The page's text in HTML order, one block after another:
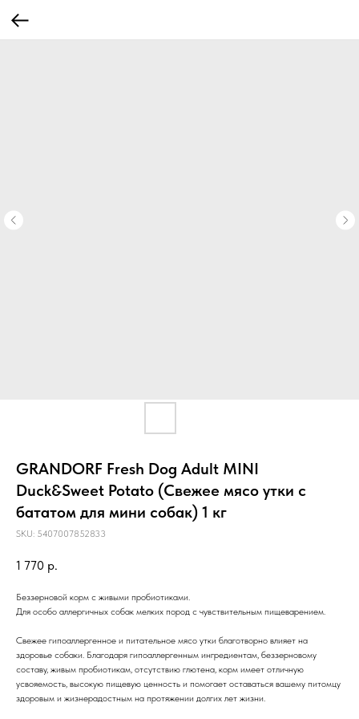
GRANDORF Fresh Dog Adult MINI
Duck&Sweet Potato (Свежее мясо утки с
бататом для мини собак) 1 кг
SKU: 5407007852833
1 770 р.
Беззерновой корм с живыми пробиотиками.
Для особо аллергичных собак мелких пород с чувствительным пищеварением.
Свежее гипоаллергенное и питательное мясо утки благотворно влияет на
здоровье собаки. Благодаря гипоаллергенным ингредиентам, беззерновому
составу, живым пробиотикам, отсутствию глютена, корм имеет отличную
усвояемость, высокую пищевую ценность и помогает оставаться вашему питомцу
здоровым и жизнерадостным на протяжении долгих лет жизни.